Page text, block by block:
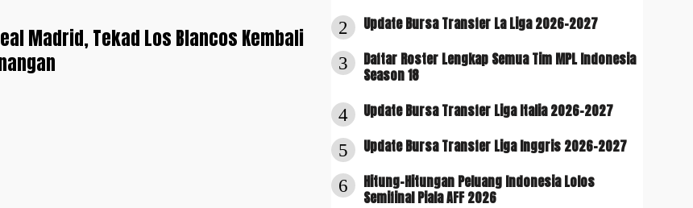
Madrid, Tekad Los Blancos Kembali
2 Update Bursa Transfer La Liga 2026-2027
3
Daftar Roster Lengkap Semua Tim MPL Indonesia
Season 18
4 Update Bursa Transfer Liga Italia 2026-2027
5 Update Bursa Transfer Liga Inggris 2026-2027
6
Hitung-Hitungan Peluang Indonesia Lolos
Semifinal Piala AFF 2026